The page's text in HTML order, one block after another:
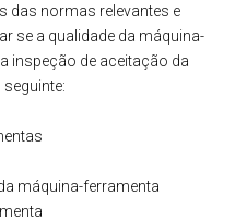
normas relevantes e
se a qualidade da máquina-
inspeção de aceitação da
máquina-ferramenta